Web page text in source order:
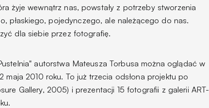
żyje wewnątrz nas, powstały z potrzeby stworzenia
płaskiego, pojedynczego, ale należącego do nas.
dla siebie przez fotografię.
autorstwa Mateusza Torbusa można oglądać w
maja 2010 roku. To już trzecia odsłona projektu po
Gallery, 2005) i prezentacji 15 fotografii z galerii ART-